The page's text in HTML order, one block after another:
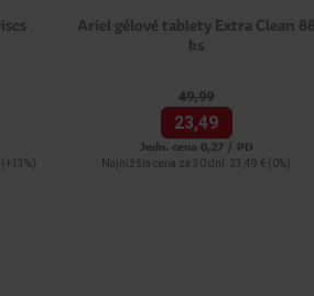
(+13%)
Ariel gélové tablety Extra Clean 88
ks
49,99
23,49
Jedn. cena 0,27 / PD
Najnižšia cena za 30 dní: 23,49 € (0%)